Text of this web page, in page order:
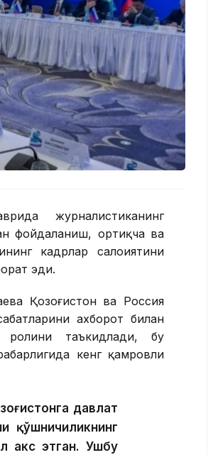
журналистиканинг
фойдаланиш, ортиқча ва
кадрлар салоҳиятини
эди.
Қозоғистон ва Россия
ахборот билан
ролини таъкидлади, бу
кенг қамровли
давлат
қўшничиликнинг
акс этган. Ушбу